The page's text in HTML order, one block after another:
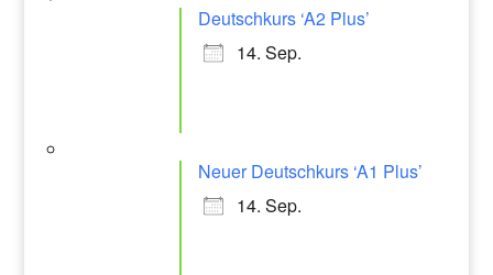
Deutschkurs ‘A2 Plus’
14. Sep.
Neuer Deutschkurs ‘A1 Plus’
14. Sep.